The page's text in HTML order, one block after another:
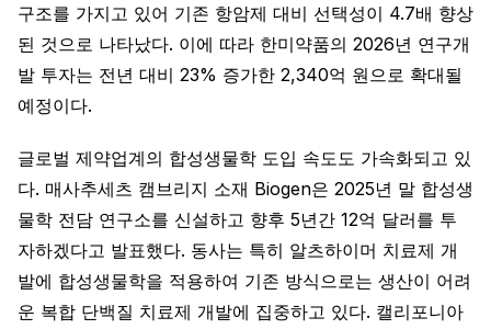
구조를 가지고 있어 기존 항암제 대비 선택성이 4.7배 향상
된 것으로 나타났다. 이에 따라 한미약품의 2026년 연구개
발 투자는 전년 대비 23% 증가한 2,340억 원으로 확대될
예정이다.
글로벌 제약업계의 합성생물학 도입 속도도 가속화되고 있
다. 매사추세츠 캠브리지 소재 Biogen은 2025년 말 합성생
물학 전담 연구소를 신설하고 향후 5년간 12억 달러를 투
자하겠다고 발표했다. 동사는 특히 알츠하이머 치료제 개
발에 합성생물학을 적용하여 기존 방식으로는 생산이 어려
운 복합 단백질 치료제 개발에 집중하고 있다. 캘리포니아